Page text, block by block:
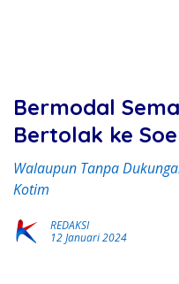
Bermodal
Bertolak ke
Walaupun Tanpa
Kotim
REDAKSI
12 Januari 2024